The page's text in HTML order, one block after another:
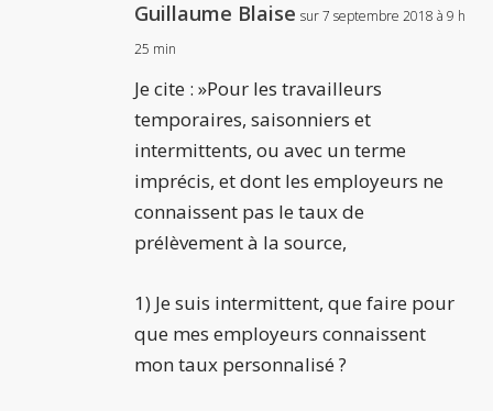
Guillaume Blaise sur 7 septembre 2018 à 9 h
25 min
Je cite : »Pour les travailleurs
temporaires, saisonniers et
intermittents, ou avec un terme
imprécis, et dont les employeurs ne
connaissent pas le taux de
prélèvement à la source,
1) Je suis intermittent, que faire pour
que mes employeurs connaissent
mon taux personnalisé ?